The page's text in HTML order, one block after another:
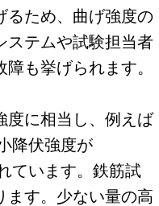
るため、曲げ強度の
ステムや試験担当者
も挙げられます。
度に相当し、例えば
降伏強度が
ています。鉄筋試
ます。少ない量の高